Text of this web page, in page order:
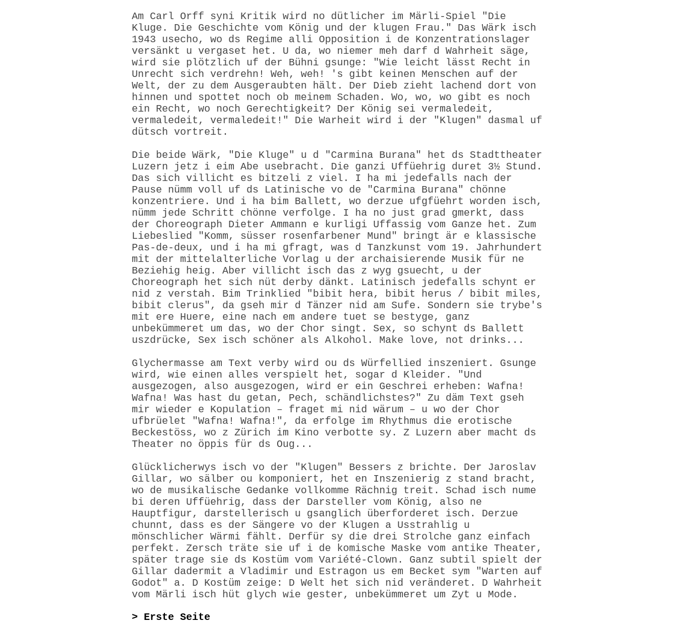
Am Carl Orff syni Kritik wird no dütlicher im Märli-Spiel "Die
Kluge. Die Geschichte vom König und der klugen Frau." Das Wärk isch
1943 usecho, wo ds Regime alli Opposition i de Konzentrationslager
versänkt u vergaset het. U da, wo niemer meh darf d Wahrheit säge,
wird sie plötzlich uf der Bühni gsunge: "Wie leicht lässt Recht in
Unrecht sich verdrehn! Weh, weh! 's gibt keinen Menschen auf der
Welt, der zu dem Ausgeraubten hält. Der Dieb zieht lachend dort von
hinnen und spottet noch ob meinem Schaden. Wo, wo, wo gibt es noch
ein Recht, wo noch Gerechtigkeit? Der König sei vermaledeit,
vermaledeit, vermaledeit!" Die Warheit wird i der "Klugen" dasmal uf
dütsch vortreit.
Die beide Wärk, "Die Kluge" u d "Carmina Burana" het ds Stadttheater
Luzern jetz i eim Abe usebracht. Die ganzi Uffüehrig duret 3½ Stund.
Das sich villicht es bitzeli z viel. I ha mi jedefalls nach der
Pause nümm voll uf ds Latinische vo de "Carmina Burana" chönne
konzentriere. Und i ha bim Ballett, wo derzue ufgfüehrt worden isch,
nümm jede Schritt chönne verfolge. I ha no just grad gmerkt, dass
der Choreograph Dieter Ammann e kurligi Uffassig vom Ganze het. Zum
Liebeslied "Komm, süsser rosenfarbener Mund" bringt är e klassische
Pas-de-deux, und i ha mi gfragt, was d Tanzkunst vom 19. Jahrhundert
mit der mittelalterliche Vorlag u der archaisierende Musik für ne
Beziehig heig. Aber villicht isch das z wyg gsuecht, u der
Choreograph het sich nüt derby dänkt. Latinisch jedefalls schynt er
nid z verstah. Bim Trinklied "bibit hera, bibit herus / bibit miles,
bibit clerus", da gseh mir d Tänzer nid am Sufe. Sondern sie trybe's
mit ere Huere, eine nach em andere tuet se bestyge, ganz
unbekümmeret um das, wo der Chor singt. Sex, so schynt ds Ballett
uszdrücke, Sex isch schöner als Alkohol. Make love, not drinks...
Glychermasse am Text verby wird ou ds Würfellied inszeniert. Gsunge
wird, wie einen alles verspielt het, sogar d Kleider. "Und
ausgezogen, also ausgezogen, wird er ein Geschrei erheben: Wafna!
Wafna! Was hast du getan, Pech, schändlichstes?" Zu däm Text gseh
mir wieder e Kopulation – fraget mi nid wärum – u wo der Chor
ufbrüelet "Wafna! Wafna!", da erfolge im Rhythmus die erotische
Beckestöss, wo z Zürich im Kino verbotte sy. Z Luzern aber macht ds
Theater no öppis für ds Oug...
Glücklicherwys isch vo der "Klugen" Bessers z brichte. Der Jaroslav
Gillar, wo sälber ou komponiert, het en Inszenierig z stand bracht,
wo de musikalische Gedanke vollkomme Rächnig treit. Schad isch nume
bi deren Uffüehrig, dass der Darsteller vom König, also ne
Hauptfigur, darstellerisch u gsanglich überforderet isch. Derzue
chunnt, dass es der Sängere vo der Klugen a Usstrahlig u
mönschlicher Wärmi fählt. Derfür sy die drei Strolche ganz einfach
perfekt. Zersch träte sie uf i de komische Maske vom antike Theater,
später trage sie ds Kostüm vom Variété-Clown. Ganz subtil spielt der
Gillar dadermit a Vladimir und Estragon us em Becket sym "Warten auf
Godot" a. D Kostüm zeige: D Welt het sich nid veränderet. D Wahrheit
vom Märli isch hüt glych wie gester, unbekümmeret um Zyt u Mode.
> Erste Seite